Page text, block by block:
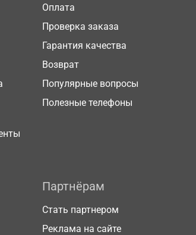
Оплата
Проверка заказа
Гарантия качества
Возврат
Популярные вопросы
Полезные телефоны
Партнёрам
Стать партнером
Реклама на сайте